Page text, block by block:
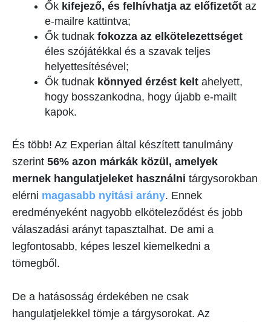
Ők kifejező, és felhívhatja az előfizetőt az
e-mailre kattintva;
Ők tudnak fokozza az elkötelezettséget
éles szójátékkal és a szavak teljes
helyettesítésével;
Ők tudnak könnyed érzést kelt ahelyett,
hogy bosszankodna, hogy újabb e-mailt
kapok.
És több! Az Experian által készített tanulmány
szerint 56% azon márkák közül, amelyek
mernek hangulatjeleket használni tárgysorokban
elérni magasabb nyitási arány. Ennek
eredményeként nagyobb elköteleződést és jobb
válaszadási arányt tapasztalhat. De ami a
legfontosabb, képes leszel kiemelkedni a
tömegből.
De a hatásosság érdekében ne csak
hangulatjelekkel tömje a tárgysorokat. Az